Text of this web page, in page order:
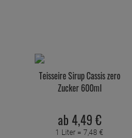
Teisseire Sirup Cassis zero
Zucker 600ml
ab 4,49 €
1 Liter =7,48 €